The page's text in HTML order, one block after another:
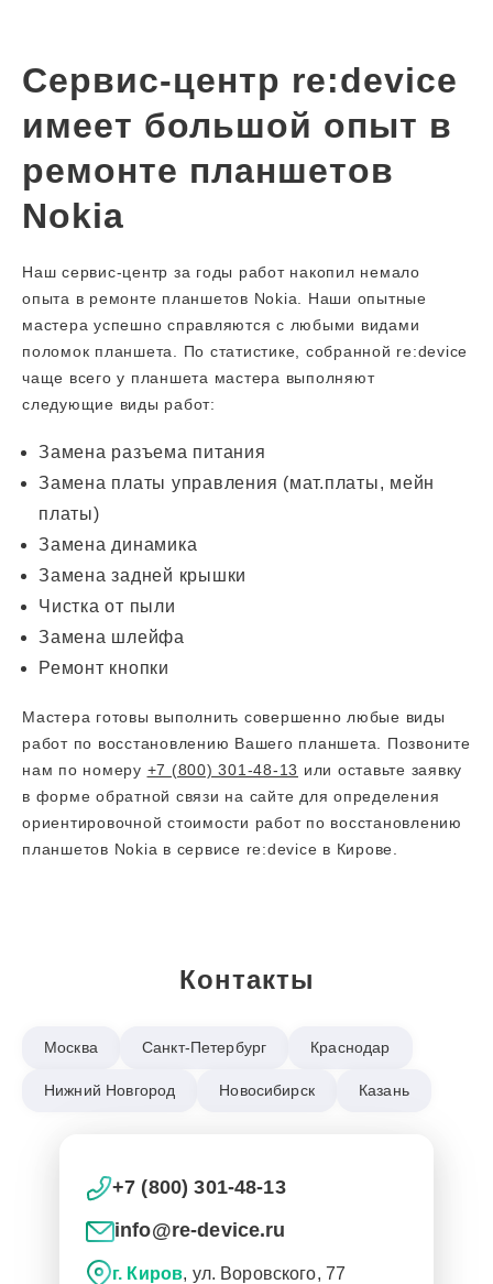
Сервис-центр re:device
имеет большой опыт в
ремонте планшетов
Nokia
Наш сервис-центр за годы работ накопил немало
опыта в ремонте планшетов Nokia. Наши опытные
мастера успешно справляются с любыми видами
поломок планшета. По статистике, собранной re:device
чаще всего у планшета мастера выполняют
следующие виды работ:
Замена разъема питания
Замена платы управления (мат.платы, мейн
платы)
Замена динамика
Замена задней крышки
Чистка от пыли
Замена шлейфа
Ремонт кнопки
Мастера готовы выполнить совершенно любые виды
работ по восстановлению Вашего планшета. Позвоните
нам по номеру +7 (800) 301-48-13 или оставьте заявку
в форме обратной связи на сайте для определения
ориентировочной стоимости работ по восстановлению
планшетов Nokia в сервисе re:device в Кирове.
Контакты
Москва Санкт-Петербург Краснодар
Нижний Новгород Новосибирск Казань
+7 (800) 301-48-13
info@re-device.ru
г. Киров, ул. Воровского, 77